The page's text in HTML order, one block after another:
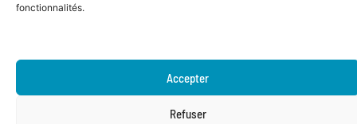
fonctionnalités.
Accepter
Refuser